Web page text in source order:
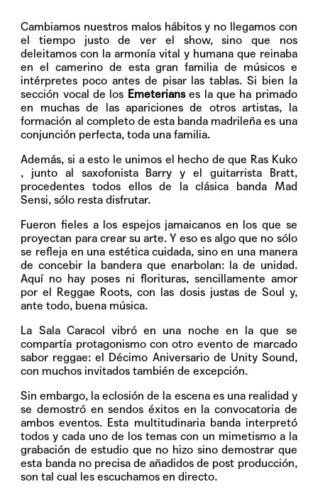
Cambiamos nuestros malos hábitos y no llegamos con
el tiempo justo de ver el show, sino que nos
deleitamos con la armonía vital y humana que reinaba
en el camerino de esta gran familia de músicos e
intérpretes poco antes de pisar las tablas. Si bien la
sección vocal de los Emeterianses la que ha primado
en muchas de las apariciones de otros artistas, la
formación al completo de esta banda madrileña es una
conjunción perfecta, toda una familia.
Además, si a esto le unimos el hecho de que Ras Kuko
, junto al saxofonista Barry y el guitarrista Bratt,
procedentes todos ellos de la clásica banda Mad
Sensi, sólo resta disfrutar.
Fueron fieles a los espejos jamaicanos en los que se
proyectan para crear su arte. Y eso es algo que no sólo
se refleja en una estética cuidada, sino en una manera
de concebir la bandera que enarbolan: la de unidad.
Aquí no hay poses ni florituras, sencillamente amor
por el Reggae Roots, con las dosis justas de Soul y,
ante todo, buena música.
La Sala Caracol vibró en una noche en la que se
compartía protagonismo con otro evento de marcado
sabor reggae: el Décimo Aniversario de Unity Sound,
con muchos invitados también de excepción.
Sin embargo, la eclosión de la escena es una realidad y
se demostró en sendos éxitos en la convocatoria de
ambos eventos. Esta multitudinaria banda interpretó
todos y cada uno de los temas con un mimetismo a la
grabación de estudio que no hizo sino demostrar que
esta banda no precisa de añadidos de post producción,
son tal cual les escuchamos en directo.